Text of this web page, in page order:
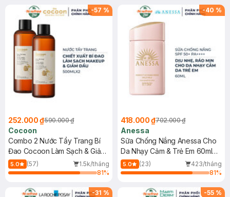
-57 %
252.000 ₫590.000 ₫
Cocoon
Combo 2 Nước Tẩy Trang Bí
Đao Cocoon Làm Sạch & Giảm
Dầu 500ml
5.0 (57)
1.5k/tháng
81%
-40 %
418.000 ₫702.000 ₫
Anessa
Sữa Chống Nắng Anessa Cho
Da Nhạy Cảm & Trẻ Em 60ml
(Mới)
5.0 (23)
423/tháng
81%
-31 % -55 %